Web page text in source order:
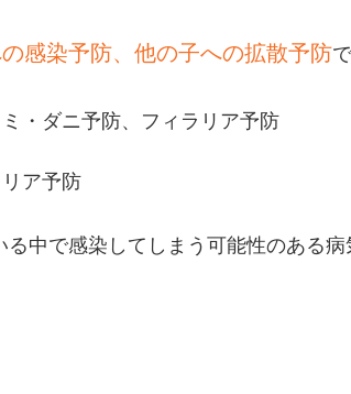
感染予防、他の子への拡散予防
・ダニ予防、フィラリア予防
ア予防
中で感染してしまう可能性のある